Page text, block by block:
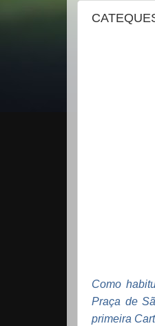
Como
Praça de
primeira